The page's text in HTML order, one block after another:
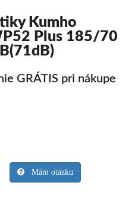
Kumho
Plus 185/70
GRÁTIS pri nákupe
Mám otázku